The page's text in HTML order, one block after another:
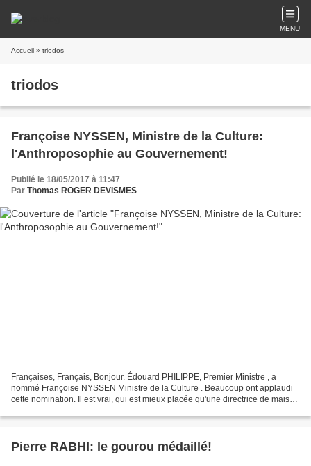
MENU
Accueil » triodos
triodos
Françoise NYSSEN, Ministre de la Culture:
l'Anthroposophie au Gouvernement!
Publié le 18/05/2017 à 11:47
Par Thomas ROGER DEVISMES
Françaises, Français, Bonjour. Édouard PHILIPPE, Premier Ministre , a
nommé Françoise NYSSEN Ministre de la Culture . Beaucoup ont applaudi
cette nomination. Il est vrai, qui est mieux placée qu'une directrice de maison
Pierre RABHI: le gourou médaillé!